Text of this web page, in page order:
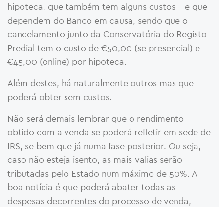
hipoteca, que também tem alguns custos – e que
dependem do Banco em causa, sendo que o
cancelamento junto da Conservatória do Registo
Predial tem o custo de €50,00 (se presencial) e
€45,00 (online) por hipoteca.
Além destes, há naturalmente outros mas que
poderá obter sem custos.
Não será demais lembrar que o rendimento
obtido com a venda se poderá refletir em sede de
IRS, se bem que já numa fase posterior. Ou seja,
caso não esteja isento, as mais-valias serão
tributadas pelo Estado num máximo de 50%. A
boa notícia é que poderá abater todas as
despesas decorrentes do processo de venda,